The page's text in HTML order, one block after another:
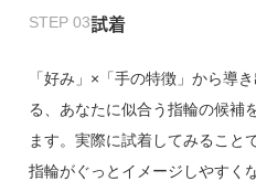
STEP 03試着
「好み」×「手の特徴」から導
る、あなたに似合う指輪の候補
ます。実際に試着してみること
指輪がぐっとイメージしやすく